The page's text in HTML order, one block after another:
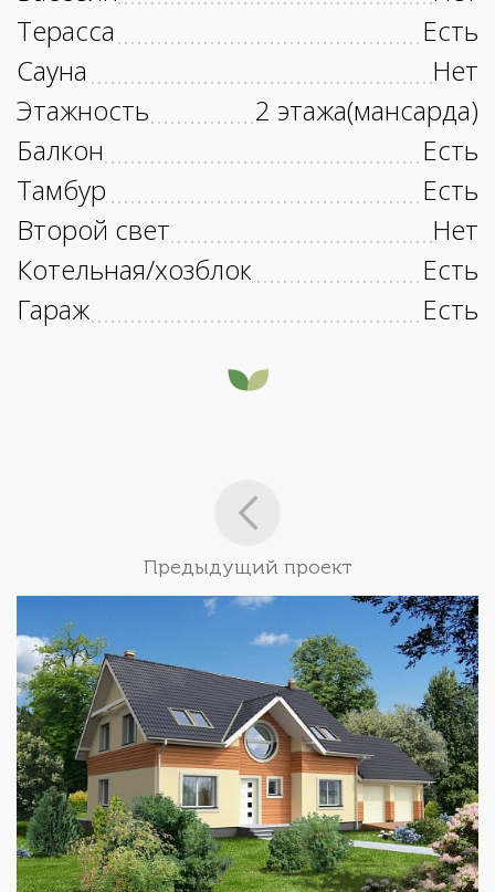
Терасса
Есть
Сауна
Нет
Этажность
2 этажа(мансарда)
Балкон
Есть
Тамбур
Есть
Второй свет
Нет
Котельная/хозблок
Есть
Гараж
Есть
Предыдущий проект